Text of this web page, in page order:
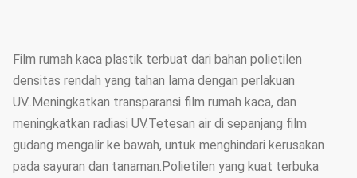
Film rumah kaca plastik terbuat dari bahan polietilen
densitas rendah yang tahan lama dengan perlakuan
UV..Meningkatkan transparansi film rumah kaca, dan
meningkatkan radiasi UV.Tetesan air di sepanjang film
gudang mengalir ke bawah, untuk menghindari kerusakan
pada sayuran dan tanaman.Polietilen yang kuat terbuka